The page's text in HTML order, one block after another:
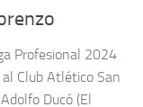
Profesional 2024
Club Atlético San
Ducó (El